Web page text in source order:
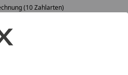
(10 Zahlarten)